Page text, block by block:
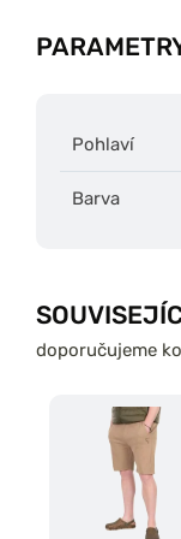
Pohlaví
Barva
doporučujeme